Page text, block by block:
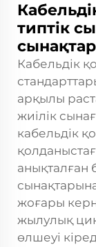
типтік
Кабельдік
арқылы
жиілік
кабельдік
анықталған
жоғары
жылулық
өлшеуі